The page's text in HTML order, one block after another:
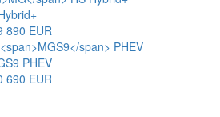
890 EUR
PHEV
690 EUR